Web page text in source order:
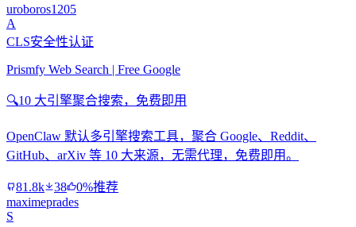
uroboros1205
A
CLS安全性认证
Prismfy Web Search | Free Google
🔍10 大引擎聚合搜索，免费即用
OpenClaw 默认多引擎搜索工具，聚合 Google、Reddit、
GitHub、arXiv 等 10 大来源，无需代理，免费即用。
81.8k 38
0%推荐
maximeprades
S